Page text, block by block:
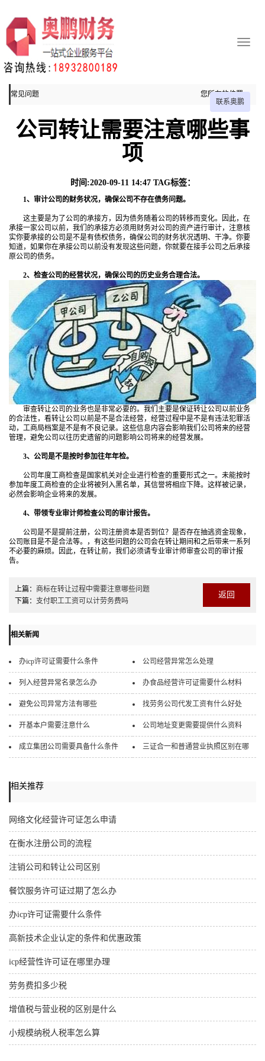
联系奥鹏
常见问题 您所在的位置：
常见问题
公司转让需要注意哪些事
项
时间:2020-09-11 14:47 TAG标签：
1、审计公司的财务状况，确保公司不存在债务问题。
这主要是为了公司的承接方，因为债务随着公司的转移而变化。因此，在
承接一家公司以前，我们的承接方必须用财务对公司的资产进行审计，注意核
实你要承接的公司是不是有债权债务，确保公司的财务状况透明、干净。你要
知道，如果你在承接公司以前没有发现这些问题，你就要在接手公司之后承接
原公司的债务。
2、检查公司的经营状况，确保公司的历史业务合理合法。
审查转让公司的业务也是非常必要的。我们主要是保证转让公司以前业务
的合法性，看转让公司以前是不是合法经营，经营过程中是不是有违法犯罪活
动，工商局档案是不是有不良记录。这些信息内容会影响我们公司将来的经营
管理，避免公司以往历史遗留的问题影响公司将来的经营发展。
3、公司是不是按时参加往年年检。
公司年度工商检查是国家机关对企业进行检查的重要形式之一。未能按时
参加年度工商检查的企业将被列入黑名单，其信誉将相应下降。这样被记录，
必然会影响企业将来的发展。
4、带领专业审计师检查公司的审计报告。
公司是不是提前注册，公司注册资本是否到位？是否存在抽逃资金现象，
公司账目是不是合法等。，有这些问题的公司会在转让期间和之后带来一系列
不必要的麻烦。因此，在转让前，我们必须请专业审计师审查公司的审计报
告。
上篇： 商标在转让过程中需要注意哪些问题
下篇： 支付职工工资可以计劳务费吗
返回
相关新闻
办icp许可证需要什么条件 公司经营异常怎么处理
列入经营异常名录怎么办 办食品经营许可证需要什么材料
避免公司异常方法有哪些 找劳务公司代发工资有什么好处
开基本户需要注意什么 公司地址变更需要提供什么资料
成立集团公司需要具备什么条件 三证合一和普通营业执照区别在哪
相关推荐
网络文化经营许可证怎么申请
在衡水注册公司的流程
注销公司和转让公司区别
餐饮服务许可证过期了怎么办
办icp许可证需要什么条件
高新技术企业认定的条件和优惠政策
icp经营性许可证在哪里办理
劳务费扣多少税
增值税与营业税的区别是什么
小规模纳税人税率怎么算